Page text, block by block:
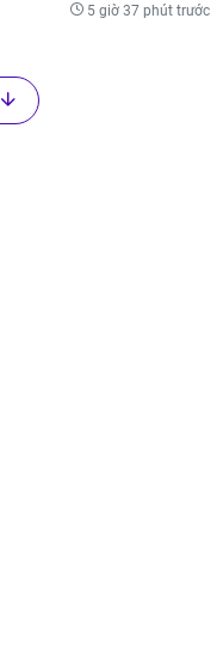
5 giờ 37 phút trước